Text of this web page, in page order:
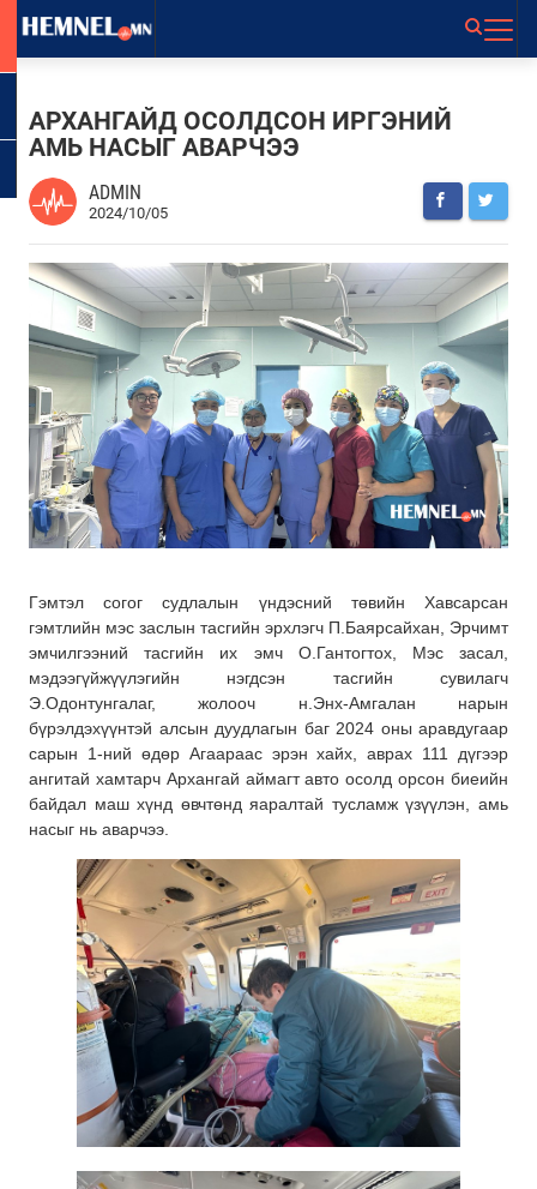
АРХАНГАЙД ОСОЛДСОН ИРГЭНИЙ
АМЬ НАСЫГ АВАРЧЭЭ
ADMIN
2024/10/05
Гэмтэл согог судлалын үндэсний төвийн Хавсарсан
гэмтлийн мэс заслын тасгийн эрхлэгч П.Баярсайхан, Эрчимт
эмчилгээний тасгийн их эмч О.Гантогтох, Мэс засал,
мэдээгүйжүүлэгийн нэгдсэн тасгийн сувилагч
Э.Одонтунгалаг, жолооч н.Энх-Амгалан нарын
бүрэлдэхүүнтэй алсын дуудлагын баг 2024 оны аравдугаар
сарын 1-ний өдөр Агаараас эрэн хайх, аврах 111 дүгээр
ангитай хамтарч Архангай аймагт авто осолд орсон биеийн
байдал маш хүнд өвчтөнд яаралтай тусламж үзүүлэн, амь
насыг нь аварчээ.